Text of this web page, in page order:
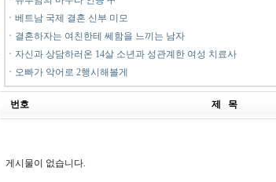
ㆍ 베트남 국제 결혼 신부 미모
ㆍ 결혼하자는 여친한테 쎄함을 느끼는 남자
ㆍ 자신과 상담하러온 14살 소년과 성관계한 여성 치료사
ㆍ 오빠가 악어로 2행시해볼게
번호 제 목
게시물이 없습니다.